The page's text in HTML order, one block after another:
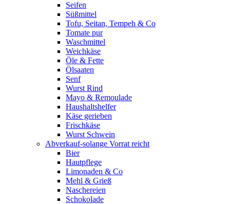
Seifen
Süßmittel
Tofu, Seitan, Tempeh & Co
Tomate pur
Waschmittel
Weichkäse
Öle & Fette
Ölsaaten
Senf
Wurst Rind
Mayo & Remoulade
Haushaltshelfer
Käse gerieben
Frischkäse
Wurst Schwein
Abverkauf-solange Vorrat reicht
Bier
Hautpflege
Limonaden & Co
Mehl & Grieß
Naschereien
Schokolade